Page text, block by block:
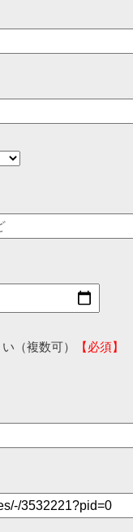
（複数可）
【必須】